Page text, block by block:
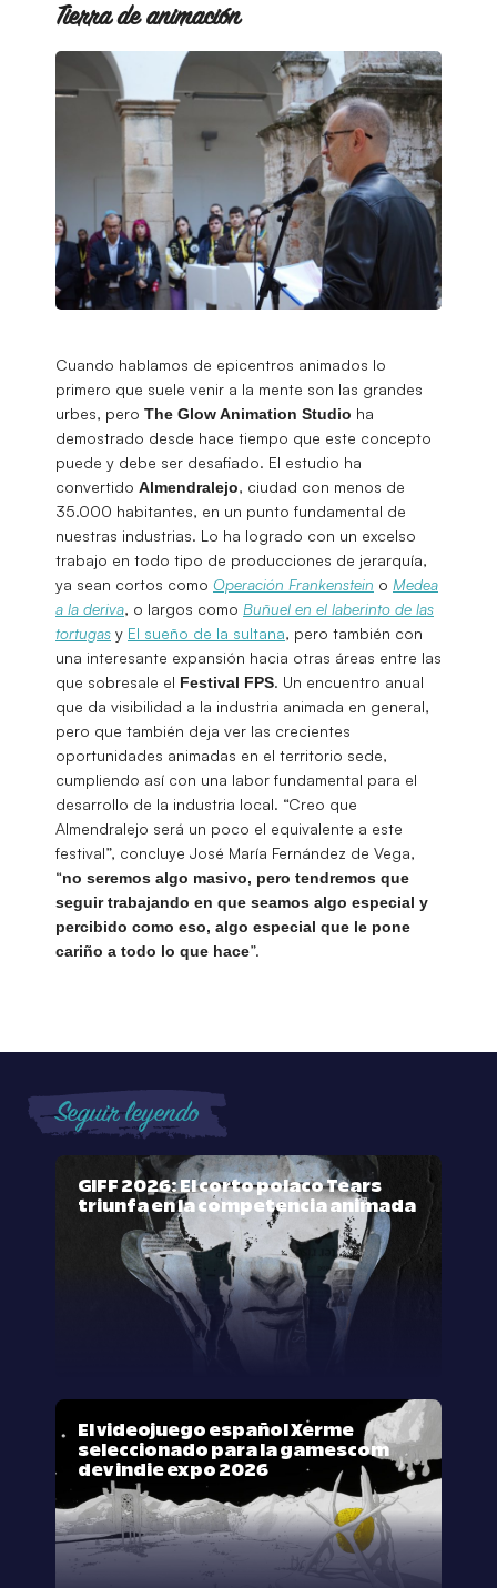
Tierra de animación
Cuando hablamos de epicentros animados lo
primero que suele venir a la mente son las grandes
urbes, pero The Glow Animation Studio ha
demostrado desde hace tiempo que este concepto
puede y debe ser desafiado. El estudio ha
convertido Almendralejo, ciudad con menos de
35.000 habitantes, en un punto fundamental de
nuestras industrias. Lo ha logrado con un excelso
trabajo en todo tipo de producciones de jerarquía,
ya sean cortos como Operación Frankenstein o Medea
a la deriva, o largos como Buñuel en el laberinto de las
tortugas y El sueño de la sultana, pero también con
una interesante expansión hacia otras áreas entre las
que sobresale el Festival FPS. Un encuentro anual
que da visibilidad a la industria animada en general,
pero que también deja ver las crecientes
oportunidades animadas en el territorio sede,
cumpliendo así con una labor fundamental para el
desarrollo de la industria local. “Creo que
Almendralejo será un poco el equivalente a este
festival”, concluye José María Fernández de Vega,
“no seremos algo masivo, pero tendremos que
seguir trabajando en que seamos algo especial y
percibido como eso, algo especial que le pone
cariño a todo lo que hace”.
Seguir leyendo
GIFF 2026: El corto polaco Tears
triunfa en la competencia animada
El videojuego español Xerme
seleccionado para la gamescom
dev indie expo 2026